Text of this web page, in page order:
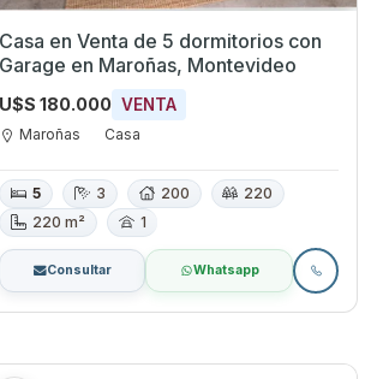
Casa en Venta de 5 dormitorios con
Garage en Maroñas, Montevideo
U$S 180.000 VENTA
Maroñas Casa
5 3 200
220
220 m²
1
Consultar Whatsapp